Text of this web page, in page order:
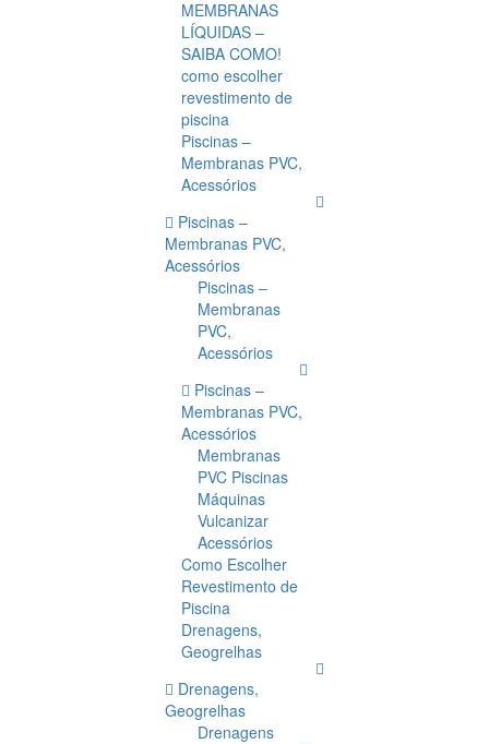
MEMBRANAS
LÍQUIDAS –
SAIBA COMO!
como escolher
revestimento de
piscina
Piscinas –
Membranas PVC,
Acessórios
Piscinas –
Membranas PVC,
Acessórios
Piscinas –
Membranas
PVC,
Acessórios
Piscinas –
Membranas PVC,
Acessórios
Membranas
PVC Piscinas
Máquinas
Vulcanizar
Acessórios
Como Escolher
Revestimento de
Piscina
Drenagens,
Geogrelhas
Drenagens,
Geogrelhas
Drenagens